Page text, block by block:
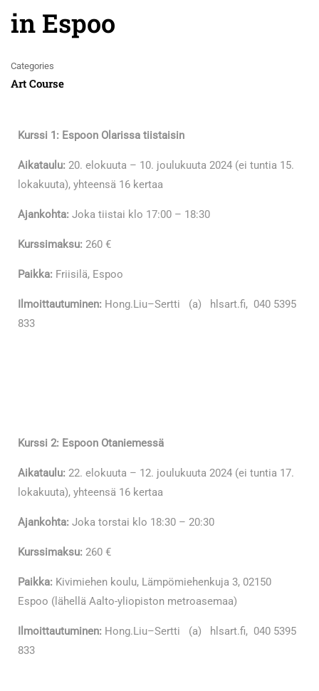
in Espoo
Categories
Art Course
Kurssi 1: Espoon Olarissa tiistaisin
Aikataulu: 20. elokuuta – 10. joulukuuta 2024 (ei tuntia 15.
lokakuuta), yhteensä 16 kertaa
Ajankohta: Joka tiistai klo 17:00 – 18:30
Kurssimaksu: 260 €
Paikka: Friisilä, Espoo
Ilmoittautuminen: Hong.Liu–Sertti (a) hlsart.fi, 040 5395
833
Kurssi 2: Espoon Otaniemessä
Aikataulu: 22. elokuuta – 12. joulukuuta 2024 (ei tuntia 17.
lokakuuta), yhteensä 16 kertaa
Ajankohta: Joka torstai klo 18:30 – 20:30
Kurssimaksu: 260 €
Paikka: Kivimiehen koulu, Lämpömiehenkuja 3, 02150
Espoo (lähellä Aalto-yliopiston metroasemaa)
Ilmoittautuminen: Hong.Liu–Sertti (a) hlsart.fi, 040 5395
833